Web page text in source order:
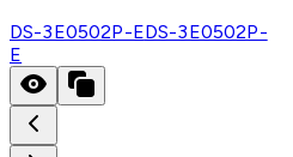
DS-3E0502P-EDS-3E0502P-
E